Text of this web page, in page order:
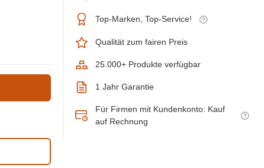
Top-Marken, Top-Service!
Qualität zum fairen Preis
25.000+ Produkte verfügbar
1 Jahr Garantie
Für Firmen mit Kundenkonto: Kauf
auf Rechnung